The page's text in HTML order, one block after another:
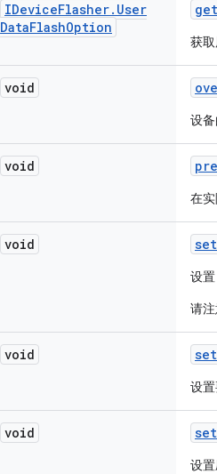
IDeviceFlasher. User
DataFlashOption
get
获
void
设备
void pre
在
void set
设置
请
void set
设
void set
设